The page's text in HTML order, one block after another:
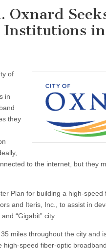
Oxnard
Institutions
of
in
they
to the internet, but they
Plan for building a high-speed
and Iteris, Inc., to assist in
“Gigabit” city.
miles throughout the city and
speed fiber-optic